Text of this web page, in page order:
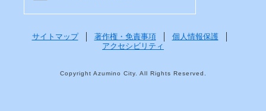
サイトマップ 著作権・免責事項
個人情報保護
アクセシビリティ
Copyright Azumino City. All Rights Reserved.